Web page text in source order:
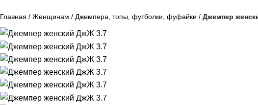
Главная Женщинам Джемпера, топы, футболки, фуфайки
Джемпер